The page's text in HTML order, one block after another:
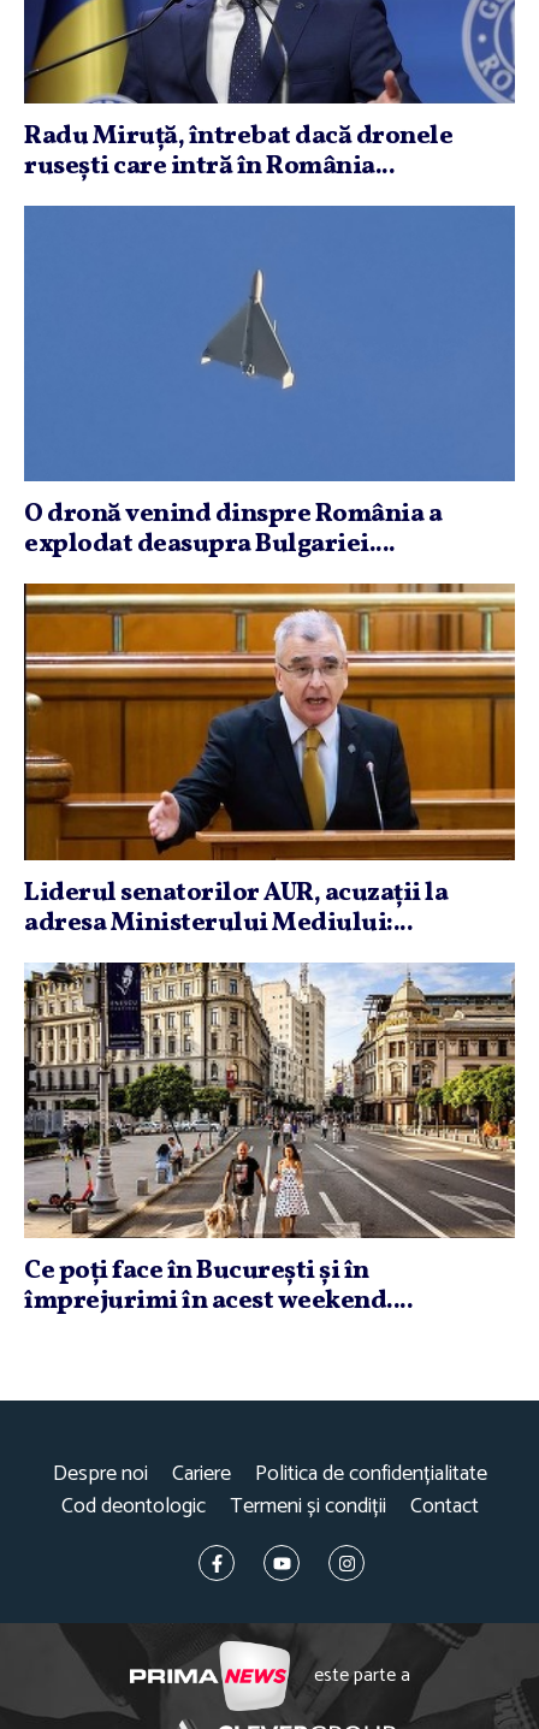
Radu Miruţă, întrebat dacă dronele
ruseşti care intră în România...
O dronă venind dinspre România a
explodat deasupra Bulgariei....
Liderul senatorilor AUR, acuzaţii la
adresa Ministerului Mediului:...
Ce poţi face în Bucureşti şi în
împrejurimi în acest weekend....
Despre noi Cariere
Politica de confidențialitate
Cod deontologic
Termeni și condiții Contact
este parte a